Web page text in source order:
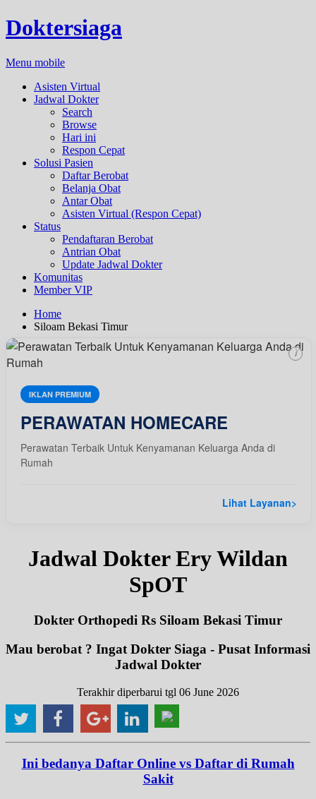
Doktersiaga
Menu mobile
Asisten Virtual
Jadwal Dokter
Search
Browse
Hari ini
Respon Cepat
Solusi Pasien
Daftar Berobat
Belanja Obat
Antar Obat
Asisten Virtual (Respon Cepat)
Status
Pendaftaran Berobat
Antrian Obat
Update Jadwal Dokter
Komunitas
Member VIP
Home
Siloam Bekasi Timur
IKLAN PREMIUM
PERAWATAN HOMECARE
Perawatan Terbaik Untuk Kenyamanan Keluarga Anda di
Rumah
Lihat Layanan>
i
Jadwal Dokter Ery Wildan
SpOT
Dokter Orthopedi Rs Siloam Bekasi Timur
Mau berobat ? Ingat Dokter Siaga - Pusat Informasi
Jadwal Dokter
Terakhir diperbarui tgl 06 June 2026
Ini bedanya Daftar Online vs Daftar di Rumah
Sakit